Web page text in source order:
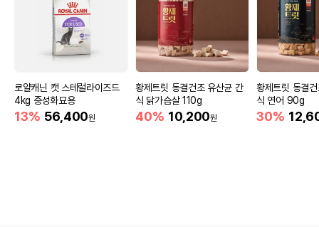
로얄캐닌 캣 스테럴라이즈드
4kg 중성화묘용
13% 56,400원
황제트릿 동결건조 유산균 간
식 닭가슴살 110g
40% 10,200원
황제트릿 동결
식 연어 90g
30%